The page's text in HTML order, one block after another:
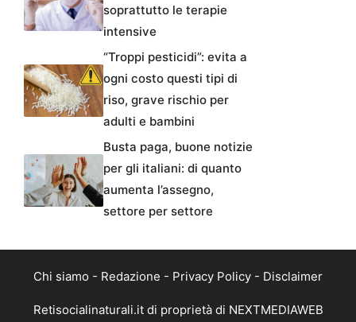
soprattutto le terapie
intensive
“Troppi pesticidi”: evita a
ogni costo questi tipi di
riso, grave rischio per
adulti e bambini
Busta paga, buone notizie
per gli italiani: di quanto
aumenta l’assegno,
settore per settore
Chi siamo - Redazione - Privacy Policy - Disclaimer
Retisocialinaturali.it di proprietà di NEXTMEDIAWEB